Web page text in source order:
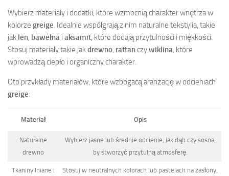
Wybierz materiały i dodatki, które wzmocnią charakter wnętrza w
kolorze greige. Idealnie współgrają z nim naturalne tekstylia, takie
jak len, bawełna i aksamit, które dodają przytulności i miękkości.
Stosuj materiały takie jakdrewno, rattanczywiklina, które
wprowadzą ciepło i organiczny charakter.
Oto przykłady materiałów, które wzbogacą aranżację w odcieniach
greige:
Materiał Opis
Naturalne
drewno
Wybierz jasne lub średnie odcienie, jak dąb czy sosna,
by stworzyć przytulną atmosferę.
Tkaniny lniane i Stosuj w neutralnych kolorach lub pastelach na zasłony,